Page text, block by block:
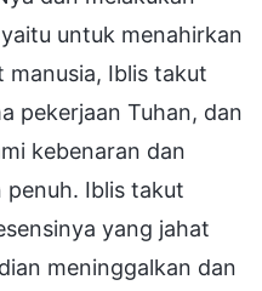
untuk menahirkan
manusia, Iblis takut
pekerjaan Tuhan, dan
kebenaran dan
penuh. Iblis takut
yang jahat
meninggalkan dan